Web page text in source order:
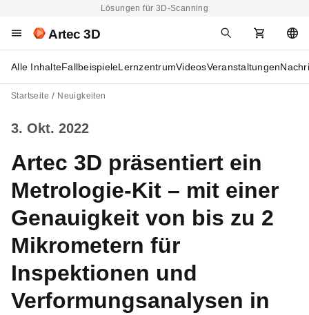
Lösungen für 3D-Scanning
Artec 3D
Alle InhalteFallbeispieleLernzentrumVideosVeranstaltungen
Startseite Neuigkeiten
3. Okt. 2022
Artec 3D präsentiert ein
Metrologie-Kit – mit einer
Genauigkeit von bis zu 2
Mikrometern für
Inspektionen und
Verformungsanalysen in